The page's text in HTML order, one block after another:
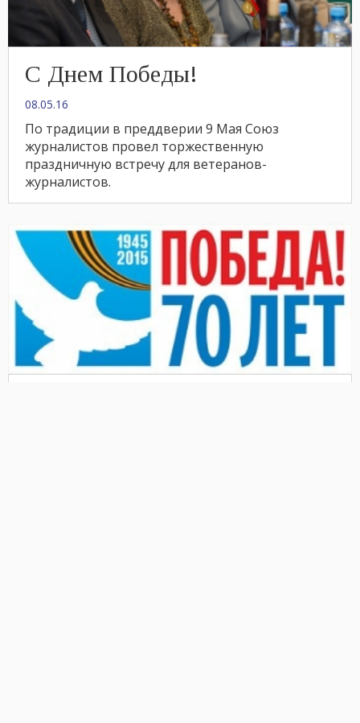
С Днем Победы!
08.05.16
По традиции в преддверии 9 Мая Союз
журналистов провел торжественную
праздничную встречу для ветеранов-
журналистов.